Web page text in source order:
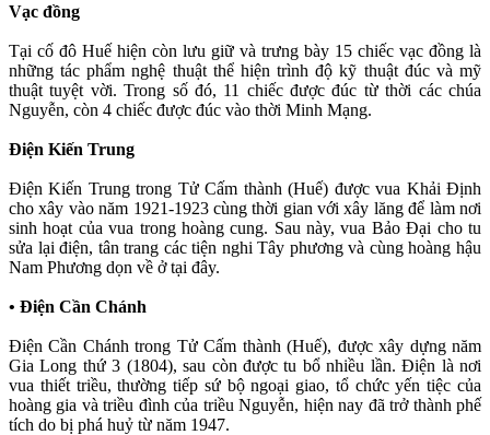
Vạc đồng
Tại cố đô Huế hiện còn lưu giữ và trưng bày 15 chiếc vạc đồng là
những tác phẩm nghệ thuật thể hiện trình độ kỹ thuật đúc và mỹ
thuật tuyệt vời. Trong số đó, 11 chiếc được đúc từ thời các chúa
Nguyễn, còn 4 chiếc được đúc vào thời Minh Mạng.
Điện Kiến Trung
Điện Kiến Trung trong Tử Cấm thành (Huế) được vua Khải Định
cho xây vào năm 1921-1923 cùng thời gian với xây lăng để làm nơi
sinh hoạt của vua trong hoàng cung. Sau này, vua Bảo Đại cho tu
sửa lại điện, tân trang các tiện nghi Tây phương và cùng hoàng hậu
Nam Phương dọn về ở tại đây.
• Điện Cần Chánh
Điện Cần Chánh trong Tử Cấm thành (Huế), được xây dựng năm
Gia Long thứ 3 (1804), sau còn được tu bổ nhiều lần. Điện là nơi
vua thiết triều, thường tiếp sứ bộ ngoại giao, tổ chức yến tiệc của
hoàng gia và triều đình của triều Nguyễn, hiện nay đã trở thành phế
tích do bị phá huỷ từ năm 1947.